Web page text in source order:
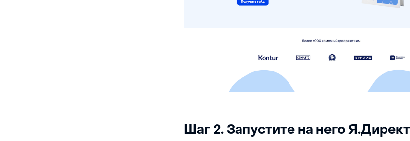
Шаг 2. Запустите на него Я.Директ